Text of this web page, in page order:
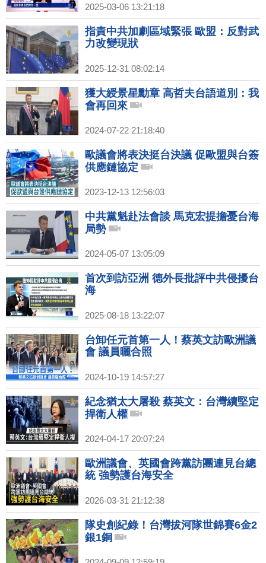
2025-03-06 13:21:18
指責中共加劇區域緊張 歐盟：反對武
力改變現狀
2025-12-31 08:02:14
獲大綬景星勳章 高哲夫台語道別：我
會再回來
2024-07-22 21:18:40
歐議會將表決挺台決議 促歐盟與台簽
供應鏈協定
2023-12-13 12:56:03
中共黨魁赴法會談 馬克宏提擔憂台海
局勢
2024-05-07 13:05:09
首次到訪亞洲 德外長批評中共侵擾台
海
2025-08-18 13:22:07
台卸任元首第一人！蔡英文訪歐洲議
會 議員曬合照
2024-10-19 14:57:27
紀念猶太大屠殺 蔡英文：台灣續堅定
捍衛人權
2024-04-17 20:07:24
歐洲議會、英國會跨黨訪團連見台總
統 強勢護台海安全
2026-03-31 21:12:38
隊史創紀錄！台灣拔河隊世錦賽6金2
銀1銅